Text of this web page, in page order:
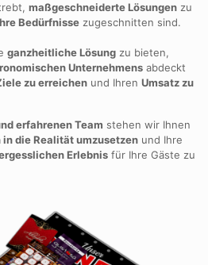
maßgeschneiderte Lösungen zu
Bedürfnisse zugeschnitten sind.
ganzheitliche Lösung zu bieten,
Unternehmens abdeckt
zu erreichen und Ihren Umsatz zu
erfahrenen Team stehen wir Ihnen
in die Realität umzusetzen und Ihre
Erlebnis für Ihre Gäste zu